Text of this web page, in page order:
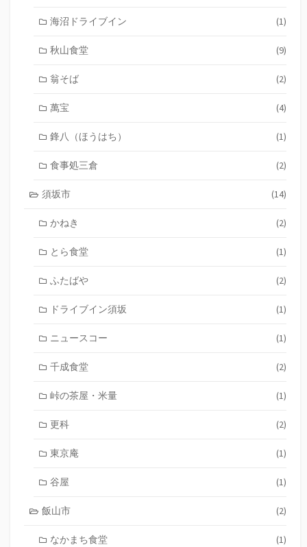
海沼ドライブイン (1)
秋山食堂 (9)
翁そば (2)
萬宝 (4)
鋒八（ほうはち） (1)
食事処三倉 (2)
須坂市 (14)
かねき (2)
とら食堂 (1)
ふたばや (2)
ドライブイン須坂 (1)
ニュースコー (1)
千成食堂 (2)
峠の茶屋・米量 (1)
更科 (2)
東京庵 (1)
谷屋 (1)
飯山市 (2)
なかまち食堂 (1)